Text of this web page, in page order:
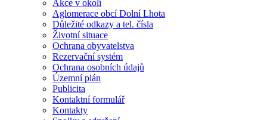
Akce v okolí
Aglomerace obcí Dolní Lhota
Důležité odkazy a tel. čísla
Životní situace
Ochrana obyvatelstva
Rezervační systém
Ochrana osobních údajů
Územní plán
Publicita
Kontaktní formulář
Kontakty